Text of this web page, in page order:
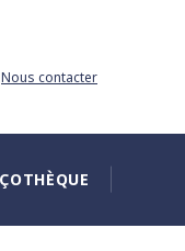
Nous contacter